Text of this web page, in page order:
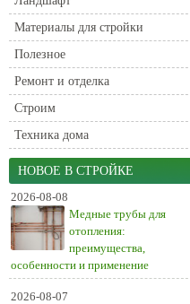
Материалы для стройки
Полезное
Ремонт и отделка
Строим
Техника дома
НОВОЕ В СТРОЙКЕ
2026-08-08
Медные трубы для
отопления:
преимущества,
особенности и применение
2026-08-07